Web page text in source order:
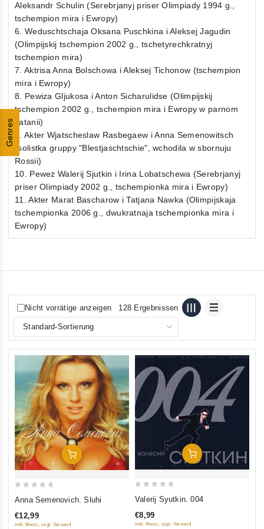
Genres
Aleksandr Schulin (Serebrjanyj priser Olimpiady 1994 g.,
tschempion mira i Ewropy)
6. Weduschtschaja Oksana Puschkina i Aleksej Jagudin
(Olimpijskij tschempion 2002 g., tschetyrechkratnyj
tschempion mira)
7. Aktrisa Anna Bolschowa i Aleksej Tichonow (tschempion
mira i Ewropy)
8. Pewiza Gljukosa i Anton Sicharulidse (Olimpijskij
tschempion 2002 g., tschempion mira i Ewropy w parnom
katanii)
9. Akter Wjatscheslaw Rasbegaew i Anna Semenowitsch
(solistka gruppy "Blestjaschtschie", wchodila w sbornuju
Rossii)
10. Pewez Walerij Sjutkin i Irina Lobatschewa (Serebrjanyj
priser Olimpiady 2002 g., tschempionka mira i Ewropy)
11. Akter Marat Bascharow i Tatjana Nawka (Olimpijskaja
tschempionka 2006 g., dwukratnaja tschempionka mira i
Ewropy)
Nicht vorrätige anzeigen 128 Ergebnissen
In Den Warenkorb
of
Anna Semenovich. Sluhi
€12,99
inkl. Mwst., zzgl. Versand
In Den Warenkorb
of
Valerij Syutkin. 004
€8,99
inkl. Mwst., zzgl. Versand